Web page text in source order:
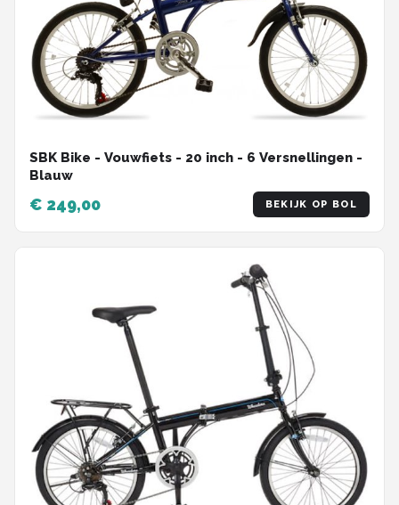
SBK Bike - Vouwfiets - 20 inch - 6 Versnellingen -
Blauw
€ 249,00 BEKIJK OP BOL